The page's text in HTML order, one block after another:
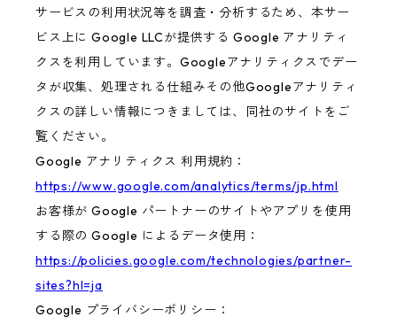
サービスの利用状況等を調査・分析するため、本サー
ビス上に Google LLCが提供する Google アナリティ
クスを利用しています。Googleアナリティクスでデー
タが収集、処理される仕組みその他Googleアナリティ
クスの詳しい情報につきましては、同社のサイトをご
覧ください。
Google アナリティクス 利用規約：
https://www.google.com/analytics/terms/jp.html
お客様が Google パートナーのサイトやアプリを使用
する際の Google によるデータ使用：
https://policies.google.com/technologies/partner-
sites?hl=ja
Google プライバシーポリシー：